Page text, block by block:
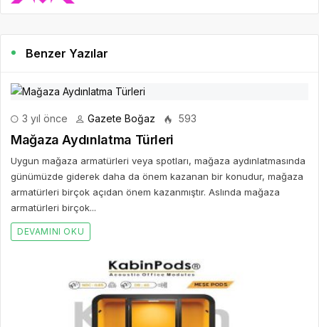
Benzer Yazılar
3 yıl önce Gazete Boğaz 593
Mağaza Aydınlatma Türleri
Uygun mağaza armatürleri veya spotları, mağaza aydınlatmasında
günümüzde giderek daha da önem kazanan bir konudur, mağaza
armatürleri birçok açıdan önem kazanmıştır. Aslında mağaza
armatürleri birçok...
DEVAMINI OKU